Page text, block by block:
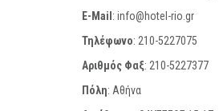
E-Mail : info@hotel-rio.gr
Τηλέφωνο: 210-5227075
Αριθμός Φαξ: 210-5227377
Πόλη: Αθήνα